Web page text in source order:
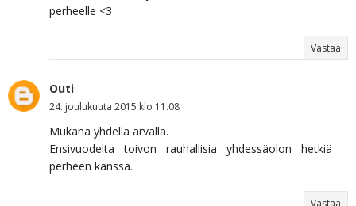
perheelle <3
Vastaa
Outi
24. joulukuuta 2015 klo 11.08
Mukana yhdellä arvalla.
Ensivuodelta toivon rauhallisia yhdessäolon hetkiä
perheen kanssa.